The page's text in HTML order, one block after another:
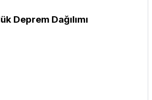
Deprem Dağılımı